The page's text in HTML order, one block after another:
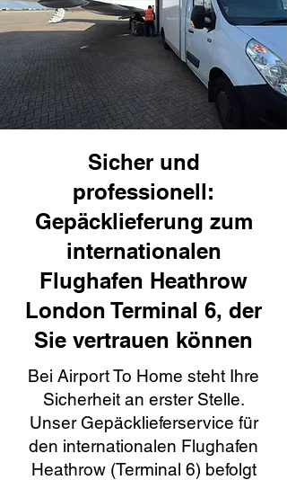
Sicher und
professionell:
Gepäcklieferung zum
internationalen
Flughafen Heathrow
London Terminal 6, der
Sie vertrauen können
Bei Airport To Home steht Ihre
Sicherheit an erster Stelle.
Unser Gepäcklieferservice für
den internationalen Flughafen
Heathrow (Terminal 6) befolgt